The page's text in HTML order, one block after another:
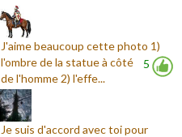
5
J'aime beaucoup cette photo 1)
l'ombre de la statue à côté
de l'homme 2) l'effe...
Je suis d'accord avec toi pour